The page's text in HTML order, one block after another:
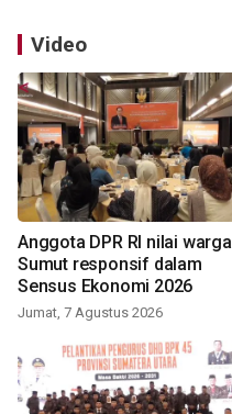
Video
Anggota DPR RI nilai warga
Sumut responsif dalam
Sensus Ekonomi 2026
Jumat, 7 Agustus 2026